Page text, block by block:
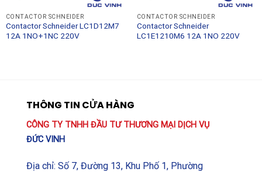
CONTACTOR SCHNEIDER
Contactor Schneider LC1D12M7
12A 1NO+1NC 220V
CONTACTOR SCHNEIDER
Contactor Schneider
LC1E1210M6 12A 1NO 220V
THÔNG TIN CỬA HÀNG
CÔNG TY TNHH ĐẦU TƯ THƯƠNG MẠI DỊCH VỤ
ĐỨC VINH
Địa chỉ: Số 7, Đường 13, Khu Phố 1, Phường